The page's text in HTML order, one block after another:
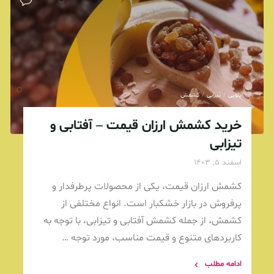
پلویی / تیزابی / کشمش
خرید کشمش ارزان قیمت – آفتابی و
تیزابی
اسفند 5, 1403
کشمش ارزان قیمت، یکی از محصولات پرطرفدار و
پرفروش در بازار خشکبار است. انواع مختلفی از
کشمش، از جمله کشمش آفتابی و تیزابی، با توجه به
کاربردهای متنوع و قیمت مناسب، مورد توجه …
ادامه مطلب